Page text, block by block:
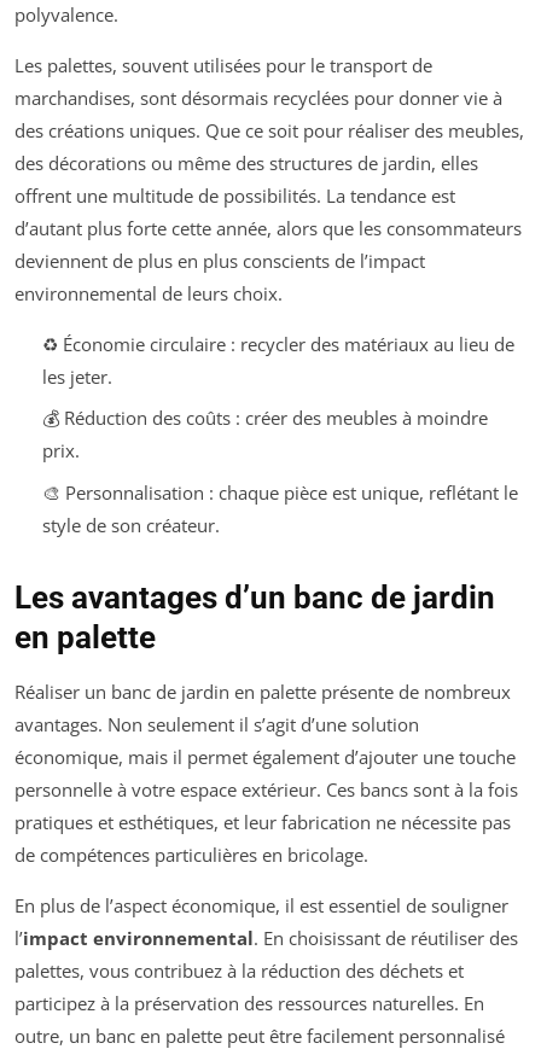
polyvalence.
Les palettes, souvent utilisées pour le transport de
marchandises, sont désormais recyclées pour donner vie à
des créations uniques. Que ce soit pour réaliser des meubles,
des décorations ou même des structures de jardin, elles
offrent une multitude de possibilités. La tendance est
d’autant plus forte cette année, alors que les consommateurs
deviennent de plus en plus conscients de l’impact
environnemental de leurs choix.
♻️ Économie circulaire : recycler des matériaux au lieu de
les jeter.
💰 Réduction des coûts : créer des meubles à moindre
prix.
🎨 Personnalisation : chaque pièce est unique, reflétant le
style de son créateur.
Les avantages d’un banc de jardin
en palette
Réaliser un banc de jardin en palette présente de nombreux
avantages. Non seulement il s’agit d’une solution
économique, mais il permet également d’ajouter une touche
personnelle à votre espace extérieur. Ces bancs sont à la fois
pratiques et esthétiques, et leur fabrication ne nécessite pas
de compétences particulières en bricolage.
En plus de l’aspect économique, il est essentiel de souligner
l’impact environnemental. En choisissant de réutiliser des
palettes, vous contribuez à la réduction des déchets et
participez à la préservation des ressources naturelles. En
outre, un banc en palette peut être facilement personnalisé